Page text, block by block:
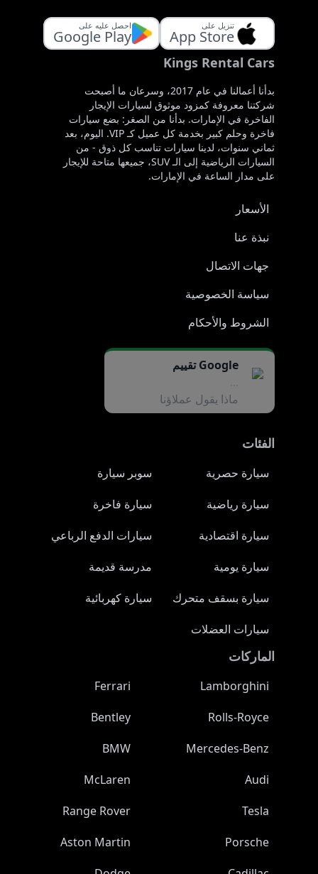
تنزيل على
App Store
احصل عليه على
Google Play
Kings Rental Cars
بدأنا أعمالنا في عام 2017، وسرعان ما أصبحت
شركتنا معروفة كمزود موثوق لسيارات الإيجار
الفاخرة في الإمارات. بدأنا من الصغر: بضع سيارات
فاخرة وحلم كبير بخدمة كل عميل كـ VIP. اليوم، بعد
ثماني سنوات، لدينا سيارات تناسب كل ذوق - من
السيارات الرياضية إلى الـ SUV، جميعها متاحة للإيجار
على مدار الساعة في الإمارات.
الأسعار
نبذة عنا
جهات الاتصال
سياسة الخصوصية
الشروط والأحكام
Google تقييم
ماذا يقول عملاؤنا
الفئات
سيارة حصرية
سوبر سيارة
سيارة رياضية
سيارة فاخرة
سيارة اقتصادية
سيارات الدفع الرباعي
سيارة يومية
مدرسة قديمة
سيارة بسقف متحرك
سيارة كهربائية
سيارات العضلات
الماركات
Lamborghini
Ferrari
Rolls-Royce
Bentley
Mercedes-Benz
BMW
Audi
McLaren
Tesla
Range Rover
Porsche
Aston Martin